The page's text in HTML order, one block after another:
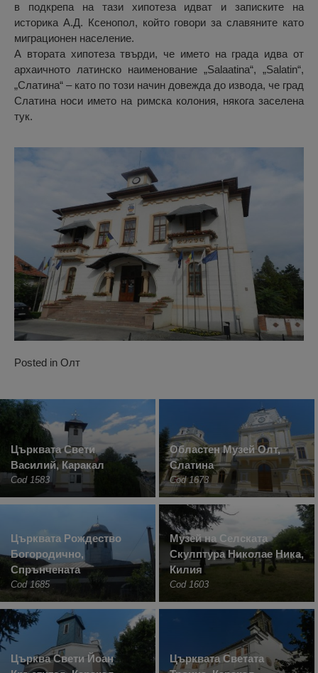
в подкрепа на тази хипотеза идват и записките на
историка А.Д. Ксенопол, който говори за славяните като
миграционен население.
А втората хипотеза твърди, че името на града идва от
архаичното латинско наименование „Salaatina“, „Salatin“,
„Слатина“ – като по този начин довежда до извода, че град
Слатина носи името на римска колония, някога заселена
тук.
Posted in Олт
Църквата Свети
Василий, Каракал
Cod 1583
Областен Музей Олт,
Слатина
Cod 1673
Църквата Рождество
Богородично,
Спрънчената
Cod 1685
Музей на Селската
Скулптура Николае Ника,
Килия
Cod 1603
Църква Свети Йоан
Църквата Светата